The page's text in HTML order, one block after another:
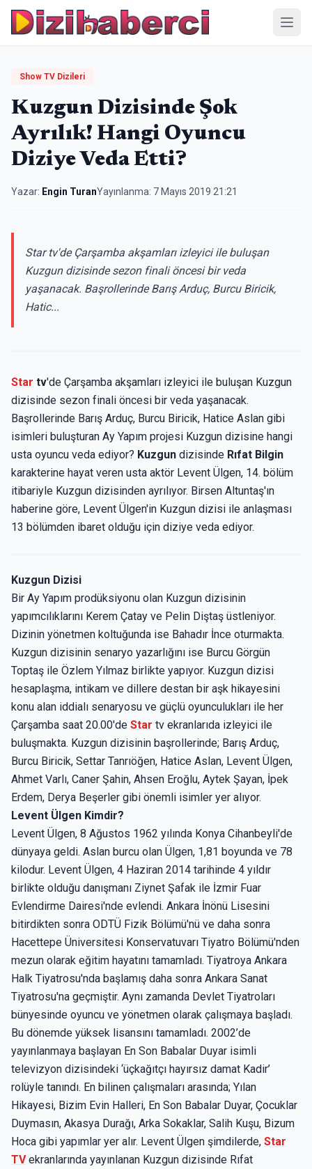
Show TV Dizileri
Kuzgun Dizisinde Şok
Ayrılık! Hangi Oyuncu
Diziye Veda Etti?
Yazar: Engin TuranYayınlanma: 7 Mayıs 2019 21:21
Star tv'de Çarşamba akşamları izleyici ile buluşan
Kuzgun dizisinde sezon finali öncesi bir veda
yaşanacak. Başrollerinde Barış Arduç, Burcu Biricik,
Hatic...
Star tv'de Çarşamba akşamları izleyici ile buluşan Kuzgun
dizisinde sezon finali öncesi bir veda yaşanacak.
Başrollerinde Barış Arduç, Burcu Biricik, Hatice Aslan gibi
isimleri buluşturan Ay Yapım projesi Kuzgun dizisine hangi
usta oyuncu veda ediyor? Kuzgun dizisinde Rıfat Bilgin
karakterine hayat veren usta aktör Levent Ülgen, 14. bölüm
itibariyle Kuzgun dizisinden ayrılıyor. Birsen Altuntaş'ın
haberine göre, Levent Ülgen'in Kuzgun dizisi ile anlaşması
13 bölümden ibaret olduğu için diziye veda ediyor.
Kuzgun Dizisi
Bir Ay Yapım prodüksiyonu olan Kuzgun dizisinin
yapımcılıklarını Kerem Çatay ve Pelin Diştaş üstleniyor.
Dizinin yönetmen koltuğunda ise Bahadır İnce oturmakta.
Kuzgun dizisinin senaryo yazarlığını ise Burcu Görgün
Toptaş ile Özlem Yılmaz birlikte yapıyor. Kuzgun dizisi
hesaplaşma, intikam ve dillere destan bir aşk hikayesini
konu alan iddialı senaryosu ve güçlü oyunculukları ile her
Çarşamba saat 20.00'de Star tv ekranlarıda izleyici ile
buluşmakta. Kuzgun dizisinin başrollerinde; Barış Arduç,
Burcu Biricik, Settar Tanrıöğen, Hatice Aslan, Levent Ülgen,
Ahmet Varlı, Caner Şahin, Ahsen Eroğlu, Aytek Şayan, İpek
Erdem, Derya Beşerler gibi önemli isimler yer alıyor.
Levent Ülgen Kimdir?
Levent Ülgen, 8 Ağustos 1962 yılında Konya Cihanbeyli'de
dünyaya geldi. Aslan burcu olan Ülgen, 1,81 boyunda ve 78
kilodur. Levent Ülgen, 4 Haziran 2014 tarihinde 4 yıldır
birlikte olduğu danışmanı Ziynet Şafak ile İzmir Fuar
Evlendirme Dairesi'nde evlendi. Ankara İnönü Lisesini
bitirdikten sonra ODTÜ Fizik Bölümü'nü ve daha sonra
Hacettepe Üniversitesi Konservatuvarı Tiyatro Bölümü'nden
mezun olarak eğitim hayatını tamamladı. Tiyatroya Ankara
Halk Tiyatrosu'nda başlamış daha sonra Ankara Sanat
Tiyatrosu'na geçmiştir. Aynı zamanda Devlet Tiyatroları
bünyesinde oyuncu ve yönetmen olarak çalışmaya başladı.
Bu dönemde yüksek lisansını tamamladı. 2002’de
yayınlanmaya başlayan En Son Babalar Duyar isimli
televizyon dizisindeki ‘üçkağıtçı hayırsız damat Kadir’
rolüyle tanındı. En bilinen çalışmaları arasında; Yılan
Hikayesi, Bizim Evin Halleri, En Son Babalar Duyar, Çocuklar
Duymasın, Akasya Durağı, Arka Sokaklar, Salih Kuşu, Bizum
Hoca gibi yapımlar yer alır. Levent Ülgen şimdilerde, Star
TVekranlarında yayınlanan Kuzgun dizisinde Rıfat